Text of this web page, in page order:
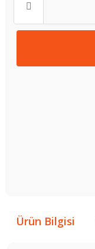
Ürün Bilgisi